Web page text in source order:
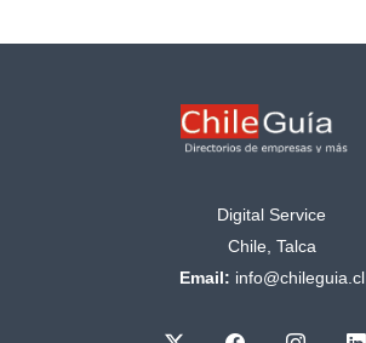
Digital Service
Chile, Talca
Email: info@chileguia.cl